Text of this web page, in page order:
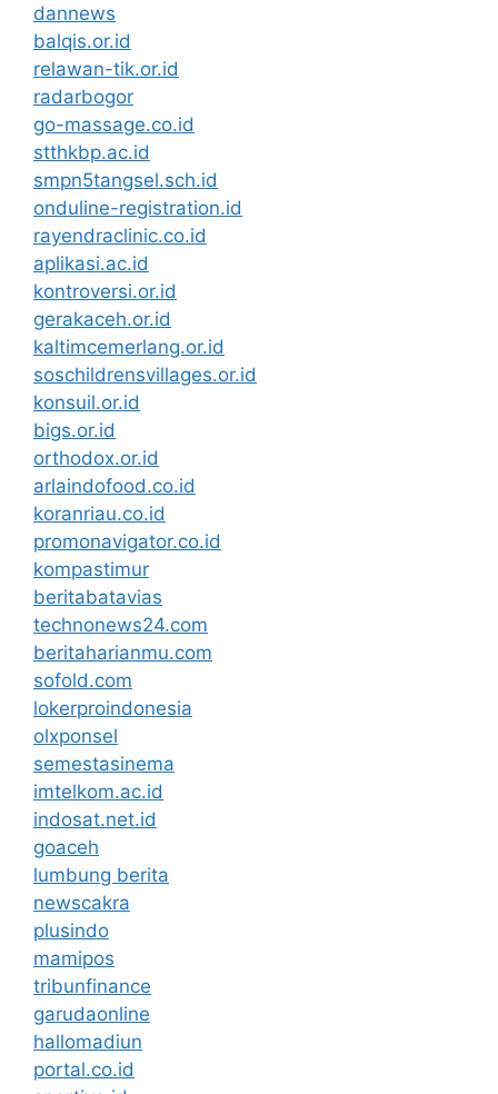
dannews
balqis.or.id
relawan-tik.or.id
radarbogor
go-massage.co.id
stthkbp.ac.id
smpn5tangsel.sch.id
onduline-registration.id
rayendraclinic.co.id
aplikasi.ac.id
kontroversi.or.id
gerakaceh.or.id
kaltimcemerlang.or.id
soschildrensvillages.or.id
konsuil.or.id
bigs.or.id
orthodox.or.id
arlaindofood.co.id
koranriau.co.id
promonavigator.co.id
kompastimur
beritabatavias
technonews24.com
beritaharianmu.com
sofold.com
lokerproindonesia
olxponsel
semestasinema
imtelkom.ac.id
indosat.net.id
goaceh
lumbung berita
newscakra
plusindo
mamipos
tribunfinance
garudaonline
hallomadiun
portal.co.id